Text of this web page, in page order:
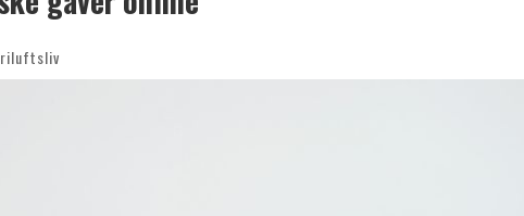
PEELING TIL HUDFORBEDRING